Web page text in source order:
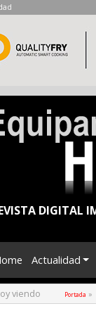
DIGITAL
Actualidad
viendo Portada »